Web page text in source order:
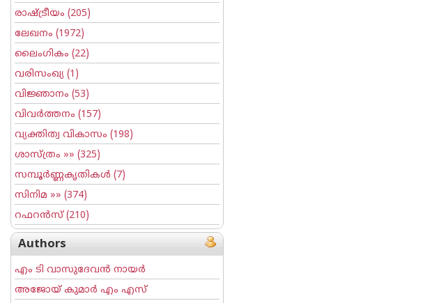
രാഷ്ട്രീയം (205)
ലേഖനം (1972)
ലൈംഗികം (22)
വരിസംഖ്യ (1)
വിജ്ഞാനം (53)
വിവര്‍ത്തനം (157)
വ്യക്തിത്വ വികാസം (198)
ശാസ്ത്രം »» (325)
സമ്പൂര്‍ണ്ണകൃതികള്‍ (7)
സിനിമ »» (374)
റഫറന്‍സ്(210)
Authors
എം ടി വാസുദേവന്‍ നായര്‍
അജോയ് കുമാര്‍ എം എസ്